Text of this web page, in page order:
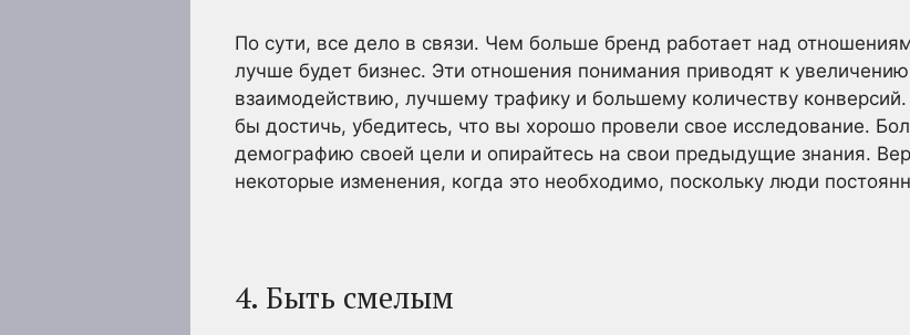
По сути, все дело в связи. Чем больше бренд работает над
лучше будет бизнес. Эти отношения понимания приводят к
взаимодействию, лучшему трафику и большему количеству конверсий.
бы достичь, убедитесь, что вы хорошо провели свое исследование.
демографию своей цели и опирайтесь на свои предыдущие знания.
некоторые изменения, когда это необходимо, поскольку люди
4. Быть смелым